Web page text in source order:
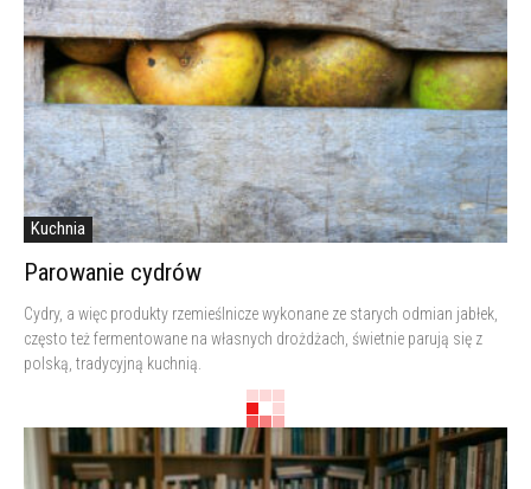
Kuchnia
Parowanie cydrów
Cydry, a więc produkty rzemieślnicze wykonane ze starych odmian jabłek,
często też fermentowane na własnych drożdżach, świetnie parują się z
polską, tradycyjną kuchnią.